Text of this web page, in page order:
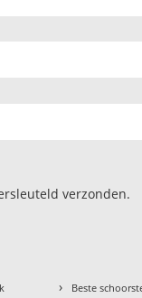
verzonden.
› Beste